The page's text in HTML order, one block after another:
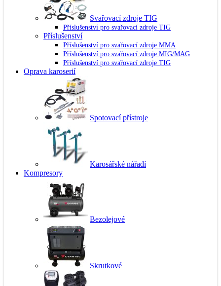
Svařovací zdroje TIG
Příslušenství pro svařovací zdroje TIG
Příslušenství
Příslušenství pro svařovací zdroje MMA
Příslušenství pro svařovací zdroje MIG/MAG
Příslušenství pro svařovací zdroje TIG
Oprava karoserií
Spotovací přístroje
Karosářské nářadí
Kompresory
Bezolejové
Skrutkové